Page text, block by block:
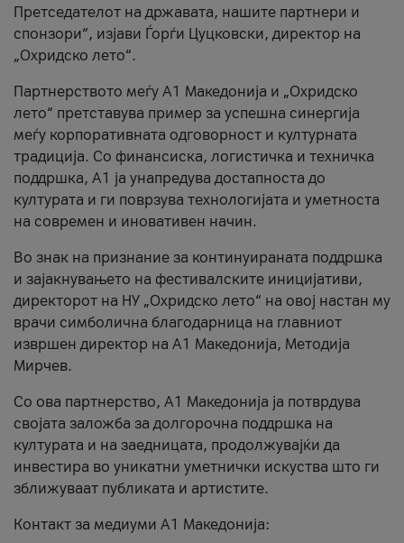
Претседателот на државата, нашите партнери и
спонзори“, изјави Ѓорѓи Цуцковски, директор на
„Охридско лето“.
Партнерството меѓу A1 Македонија и „Охридско
лето“ претставува пример за успешна синергија
меѓу корпоративната одговорност и културната
традиција. Со финансиска, логистичка и техничка
поддршка, A1 ја унапредува достапноста до
културата и ги поврзува технологијата и уметноста
на современ и иновативен начин.
Во знак на признание за континуираната поддршка
и зајакнувањето на фестивалските иницијативи,
директорот на НУ „Охридско лето“ на овој настан му
врачи симболична благодарница на главниот
извршен директор на A1 Македонија, Методија
Мирчев.
Со ова партнерство, A1 Македонија ја потврдува
својата заложба за долгорочна поддршка на
културата и на заедницата, продолжувајќи да
инвестира во уникатни уметнички искуства што ги
зближуваат публиката и артистите.
Контакт за медиуми А1 Македонија: